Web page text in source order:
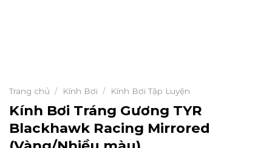
Trang chủ / Kính Bơi / Kính Bơi Tập Luyện
Kính Bơi Tráng Gương TYR
Blackhawk Racing Mirrored